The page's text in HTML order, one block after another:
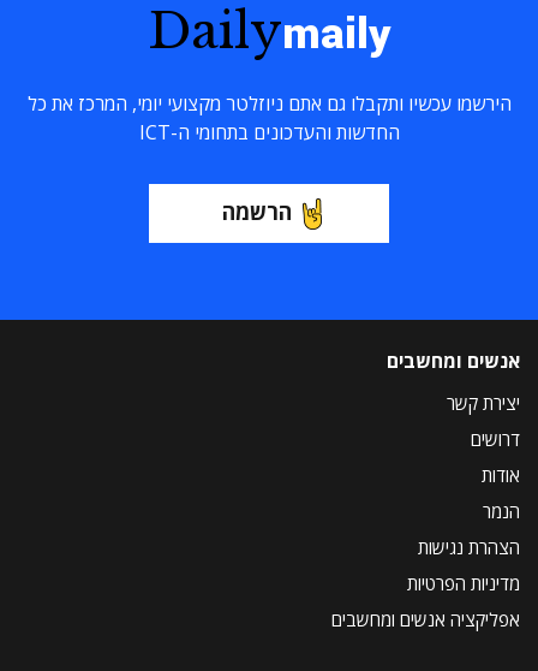
Dailymaily
הירשמו עכשיו ותקבלו גם אתם ניוזלטר מקצועי יומי, המרכז את כל
החדשות והעדכונים בתחומי ה-ICT
הרשמה
אנשים ומחשבים
יצירת קשר
דרושים
אודות
הנמר
הצהרת נגישות
מדיניות הפרטיות
אפליקציה אנשים ומחשבים